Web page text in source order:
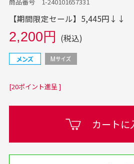
【期間限定セール】5,445円↓↓
2,200円 (税込)
[20ポイント進呈 ]
カートに